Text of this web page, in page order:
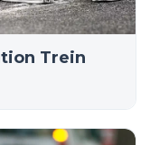
Trein